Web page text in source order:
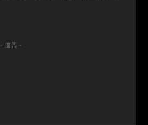
- 廣告 -